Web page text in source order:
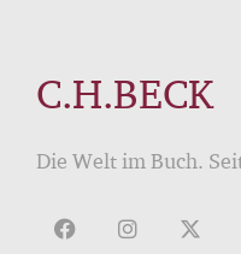
C.H.BECK
Die Welt im Buch.